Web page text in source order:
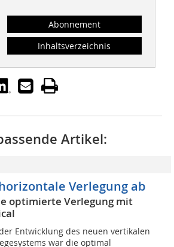
Abonnement
Inhaltsverzeichnis
Artikel:
Verlegung ab
optimierte Verlegung mit
Entwicklung des neuen vertikalen
war die optimal